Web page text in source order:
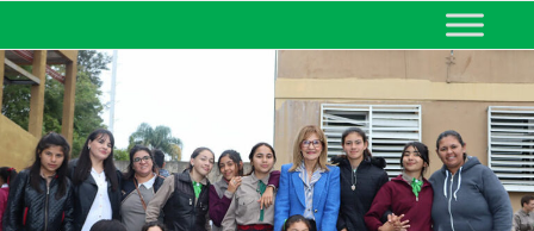
MINISTERIO DE EDUCACIÓN
DE CORRIENTES